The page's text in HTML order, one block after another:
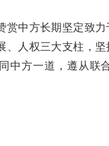
赏中方长期坚定致
、人权三大支柱，
中方一道，遵从联